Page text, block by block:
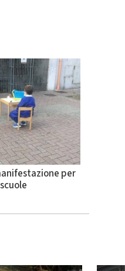
per